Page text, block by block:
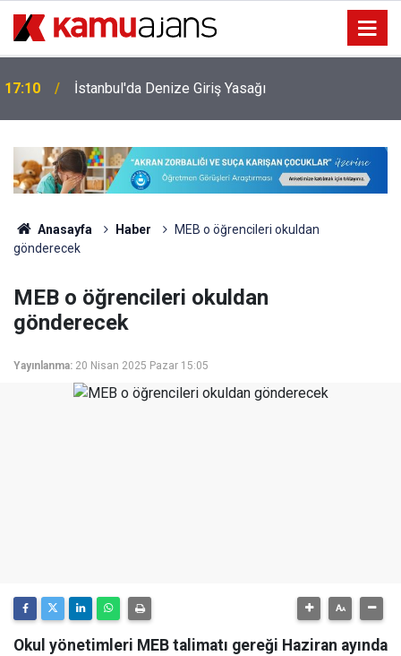
15:43
34 Yıl Sonra Çocuk İkiz Sahibi Olan Aileye
Devletten Destek
Anasayfa Haber
MEB o öğrencileri okuldan
gönderecek
MEB o öğrencileri okuldan
gönderecek
Yayınlanma: 20 Nisan 2025 Pazar 15:05
Okul yönetimleri MEB talimatı gereği Haziran ayında